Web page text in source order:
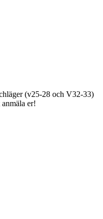
(v25-28 och V32-33)
er!